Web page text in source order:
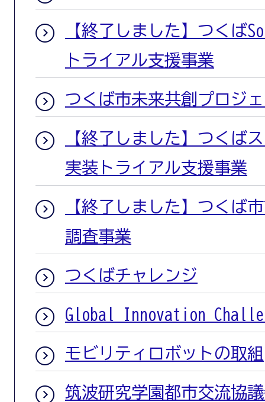
【終了しました】つくば
トライアル支援事業
つくば市未来共創プロジ
【終了しました】つくば
実装トライアル支援事業
【終了しました】つくば
調査事業
つくばチャレンジ
Global Innovation
モビリティロボットの取組
筑波研究学園都市交流協